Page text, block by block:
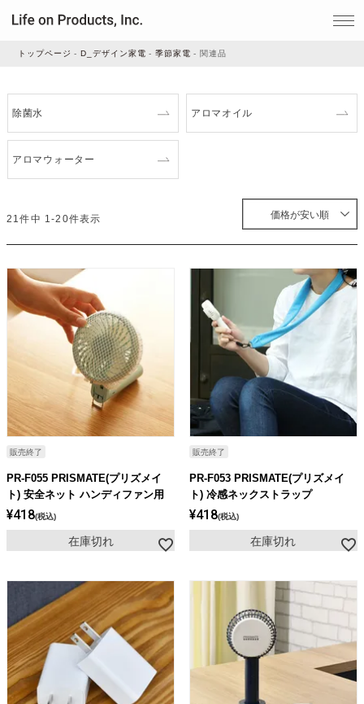
家事・生活雑貨
デジタル雑貨
ライト・シーリングファン
アクセサリー・消耗品
アウトレット
トップページ D_デザイン家電 季節家電 関連品
除菌水 アロマオイル
アロマウォーター
価格が安い順
21件中 1-20件表示
販売終了
PR-F055 PRISMATE(プリズメイ
ト) 安全ネット ハンディファン用
¥418 税込
在庫切れ
販売終了
PR-F053 PRISMATE(プリズメイ
ト) 冷感ネックストラップ
¥418 税込
在庫切れ